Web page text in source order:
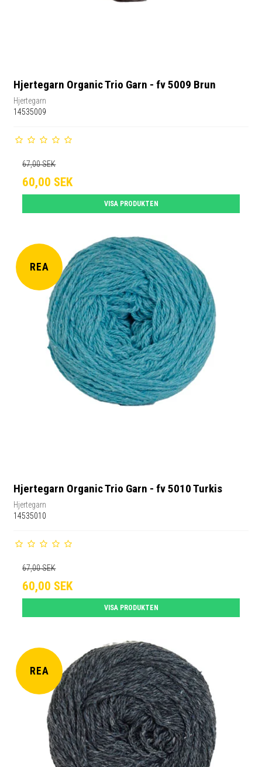
Hjertegarn Organic Trio Garn - fv 5009 Brun
Hjertegarn
14535009
67,00 SEK
60,00 SEK
VISA PRODUKTEN
REA
Hjertegarn Organic Trio Garn - fv 5010 Turkis
Hjertegarn
14535010
67,00 SEK
60,00 SEK
VISA PRODUKTEN
REA